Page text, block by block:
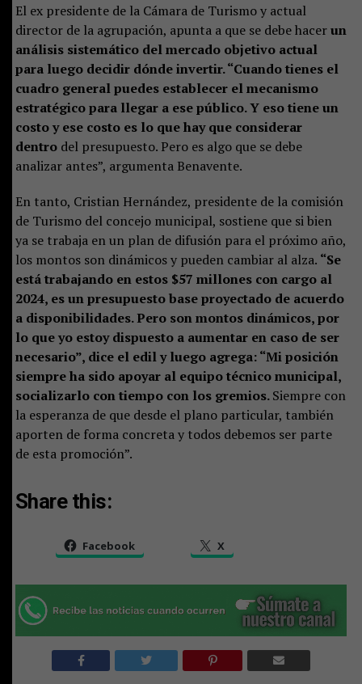
El ex presidente de la Cámara de Turismo y actual
director de la agrupación, apunta a que se debe hacerun
análisis sistemático del mercado objetivo actual
para luego decidir dónde invertir. “Cuando tienes el
cuadro general puedes establecer el mecanismo
estratégico para llegar a ese público. Y eso tiene un
costo y ese costo es lo que hay que considerar
dentrodel presupuesto. Pero es algo que se debe
analizar antes”, argumenta Benavente.
En tanto, Cristian Hernández, presidente de la comisión
de Turismo del concejo municipal, sostiene que si bien
ya se trabaja en un plan de difusión para el próximo año,
los montos son dinámicos y pueden cambiar al alza. “Se
está trabajando en estos $57 millones con cargo al
2024, es un presupuesto base proyectado de acuerdo
a disponibilidades. Pero son montos dinámicos, por
lo que yo estoy dispuesto a aumentar en caso de ser
necesario”, dice el edil y luego agrega: “Mi posición
siempre ha sido apoyar al equipo técnico municipal,
socializarlo con tiempo con los gremios.Siempre con
la esperanza de que desde el plano particular, también
aporten de forma concreta y todos debemos ser parte
de esta promoción”.
Share this:
Facebook X